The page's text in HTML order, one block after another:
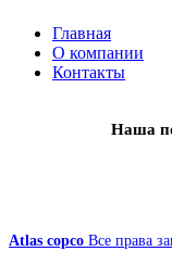
Главная
О компании
Контакты
Наша
Atlas copco Все права